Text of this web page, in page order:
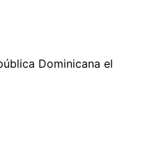
Dominicana el